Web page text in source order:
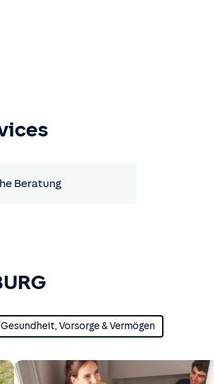
Beratung
Gesundheit, Vorsorge & Vermögen